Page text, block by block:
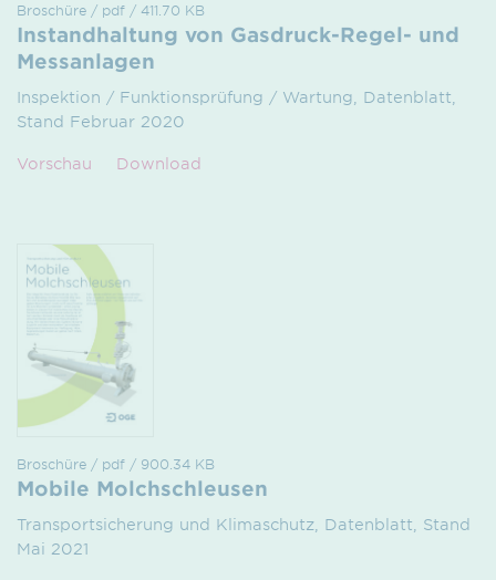
Broschüre / pdf / 411.70 KB
Instandhaltung von Gasdruck-Regel- und
Messanlagen
Inspektion / Funktionsprüfung / Wartung, Datenblatt,
Stand Februar 2020
Vorschau Download
Broschüre / pdf / 900.34 KB
Mobile Molchschleusen
Transportsicherung und Klimaschutz, Datenblatt, Stand
Mai 2021